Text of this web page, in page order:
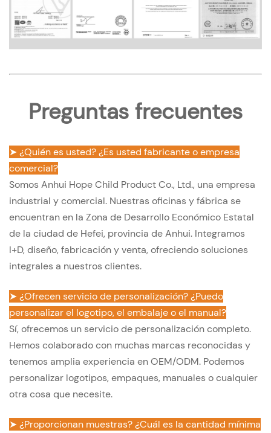
Preguntas frecuentes
➤ ¿Quién es usted? ¿Es usted fabricante o empresa
comercial?
Somos Anhui Hope Child Product Co., Ltd., una empresa
industrial y comercial. Nuestras oficinas y fábrica se
encuentran en la Zona de Desarrollo Económico Estatal
de la ciudad de Hefei, provincia de Anhui. Integramos
I+D, diseño, fabricación y venta, ofreciendo soluciones
integrales a nuestros clientes.
➤ ¿Ofrecen servicio de personalización? ¿Puedo
personalizar el logotipo, el embalaje o el manual?
Sí, ofrecemos un servicio de personalización completo.
Hemos colaborado con muchas marcas reconocidas y
tenemos amplia experiencia en OEM/ODM. Podemos
personalizar logotipos, empaques, manuales o cualquier
otra cosa que necesite.
➤ ¿Proporcionan muestras? ¿Cuál es la cantidad mínima